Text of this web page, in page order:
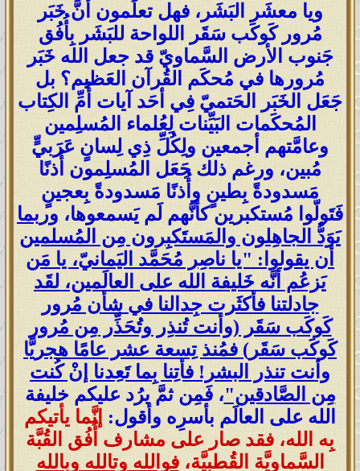
ويا معشَر البَشَر، فهل تعلَمون أنَّ خَبَر
مُرور كَوكَب سَقَر اللواحة للبَشَر بِأُفُق
جَنوب الأرض السَّماويّ قد جعل الله خَبَر
مُرورها في مُحكَم القُرآن العَظيم؟ بل
جَعَل الخَبَر الحَتميّ فِي أحَد آيات أُمِّ الكِتاب
المُحكَمات البَيِّنات لِعُلماء المُسلِمين
وعامَّتهم أجمعين ولِكُلِّ ذِي لِسانٍ عَرَبيٍّ
مُبين، ورغم ذلك جَعَل المُسلِمون أُذنًا
مَسدودةً بِطينٍ وأُذنًا مَسدودةً بِعجينٍ
فَتَولّوا مُستكبرين كأنَّهم لَم يَسمعوها، وربما
يَوَدُّ الجاهِلون والمَستَكبِرون مِن المُسلمين
أن يقولوا: "يا ناصِر مُحَمَّد اليَمانيّ، يا مَن
يَزعُم أنَّه خَليفة الله على العالَمين، لقَد
جادلتنا فأكثَرت جِدالنا في شأن مُرور
كَوكَب سَقَر (وأنت تُنذِر وتُحَذِّر مِن مُرور
كَوكَب سَقَر) فمُنذ تِسعة عشر عامًا هجريًّا
وأنت تنذر البشر! فأتِنا بِما تَعِدنا إنْ كُنت
مِن الصَّادقين"، فَمِن ثمَّ يرُد عليكم خليفة
الله على العالَم بأسرِه وأقول: إنَّما يأتيكم
بِه الله، فقد صار على مشارف أُفُق القُبَّة
السَّماويَّة القُطبيَّة،فوالله وتالله وبالله